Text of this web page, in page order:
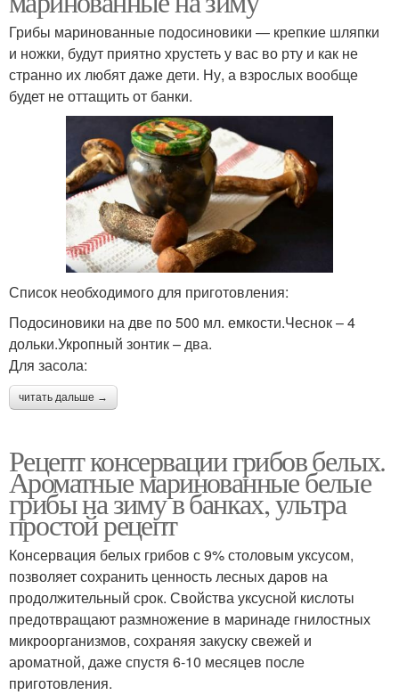
Грибы маринованные подосиновики — крепкие шляпки
и ножки, будут приятно хрустеть у вас во рту и как не
странно их любят даже дети. Ну, а взрослых вообще
будет не оттащить от банки.
Список необходимого для приготовления:
Подосиновики на две по 500 мл. емкости.Чеснок – 4
дольки.Укропный зонтик – два.
Для засола:
читать дальше →
Рецепт консервации грибов белых.
Ароматные маринованные белые
грибы на зиму в банках, ультра
простой рецепт
Консервация белых грибов с 9% столовым уксусом,
позволяет сохранить ценность лесных даров на
продолжительный срок. Свойства уксусной кислоты
предотвращают размножение в маринаде гнилостных
микроорганизмов, сохраняя закуску свежей и
ароматной, даже спустя 6-10 месяцев после
приготовления.